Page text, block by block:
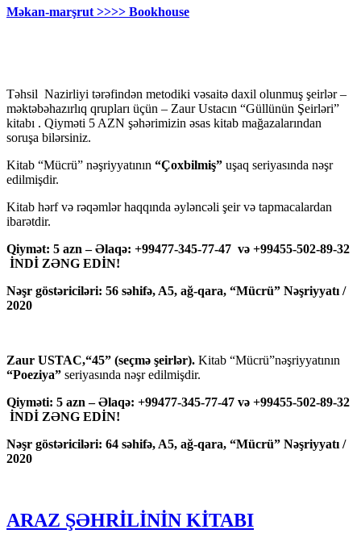
Məkan-marşrut >>>> Bookhouse
Təhsil Nazirliyi tərəfindən metodiki vəsaitə daxil olunmuş şeirlər –
məktəbəhazırlıq qrupları üçün – Zaur Ustacın “Güllünün Şeirləri”
kitabı . Qiyməti 5 AZN şəhərimizin əsas kitab mağazalarından
soruşa bilərsiniz.
Kitab “Mücrü” nəşriyyatının “Çoxbilmiş” uşaq seriyasında nəşr
edilmişdir.
Kitab hərf və rəqəmlər haqqında əyləncəli şeir və tapmacalardan
ibarətdir.
Qiymət: 5 azn – Əlaqə: +99477-345-77-47 və +99455-502-89-32
İNDİ ZƏNG EDİN!
Nəşr göstəriciləri: 56 səhifə, A5, ağ-qara, “Mücrü” Nəşriyyatı /
2020
Zaur USTAC,“45” (seçmə şeirlər). Kitab “Mücrü”nəşriyyatının
“Poeziya” seriyasında nəşr edilmişdir.
Qiyməti: 5 azn – Əlaqə: +99477-345-77-47 və +99455-502-89-32
İNDİ ZƏNG EDİN!
Nəşr göstəriciləri: 64 səhifə, A5, ağ-qara, “Mücrü” Nəşriyyatı /
2020
ARAZ ŞƏHRİLİNİN KİTABI